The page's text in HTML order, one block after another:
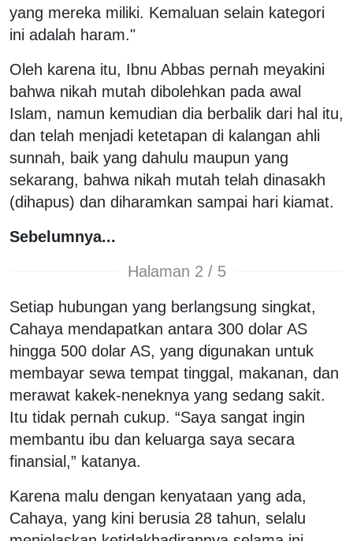
yang mereka miliki. Kemaluan selain kategori
ini adalah haram."
Oleh karena itu, Ibnu Abbas pernah meyakini
bahwa nikah mutah dibolehkan pada awal
Islam, namun kemudian dia berbalik dari hal itu,
dan telah menjadi ketetapan di kalangan ahli
sunnah, baik yang dahulu maupun yang
sekarang, bahwa nikah mutah telah dinasakh
(dihapus) dan diharamkan sampai hari kiamat.
Sebelumnya...
Halaman 2 / 5
Setiap hubungan yang berlangsung singkat,
Cahaya mendapatkan antara 300 dolar AS
hingga 500 dolar AS, yang digunakan untuk
membayar sewa tempat tinggal, makanan, dan
merawat kakek-neneknya yang sedang sakit.
Itu tidak pernah cukup. “Saya sangat ingin
membantu ibu dan keluarga saya secara
finansial,” katanya.
Karena malu dengan kenyataan yang ada,
Cahaya, yang kini berusia 28 tahun, selalu